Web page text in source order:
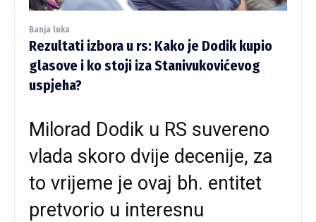
Banja luka
Rezultati izbora u rs: Kako je Dodik kupio
glasove i ko stoji iza Stanivukovićevog
uspjeha?
Milorad Dodik u RS suvereno
vlada skoro dvije decenije, za
to vrijeme je ovaj bh. entitet
pretvorio u interesnu